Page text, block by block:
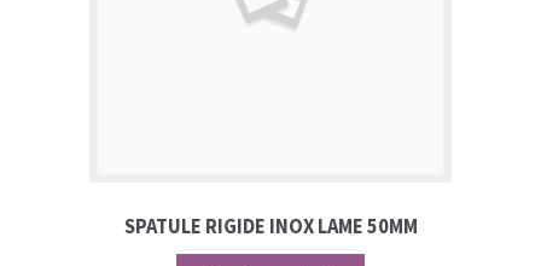
SPATULE RIGIDE INOX LAME 50MM